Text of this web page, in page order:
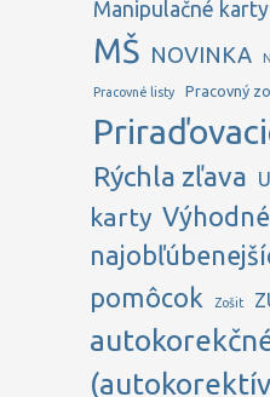
Manipulačné karty
MŠ NOVINKA
Pracovné listy Pracovný
Rýchla zľava
karty
pomôcok
Zošit